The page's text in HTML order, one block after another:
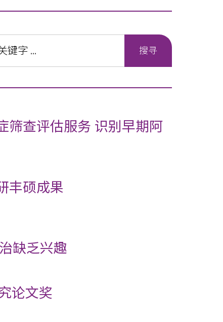
筛查评估服务 识别早期阿
丰硕成果
缺乏兴趣
论文奖